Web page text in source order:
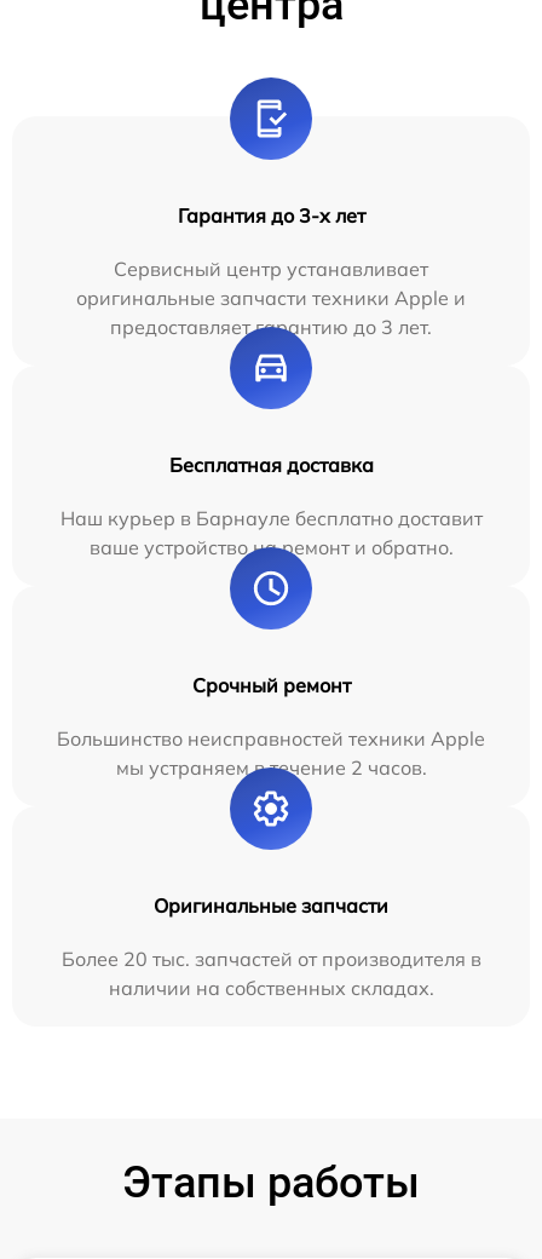
Гарантия до 3-х лет
Сервисный центр устанавливает
оригинальные запчасти техники Apple и
предоставляет гарантию до 3 лет.
Бесплатная доставка
Наш курьер в Барнауле бесплатно доставит
ваше устройство на ремонт и обратно.
Срочный ремонт
Большинство неисправностей техники Apple
мы устраняем в течение 2 часов.
Оригинальные запчасти
Более 20 тыс. запчастей от производителя в
наличии на собственных складах.
Этапы работы